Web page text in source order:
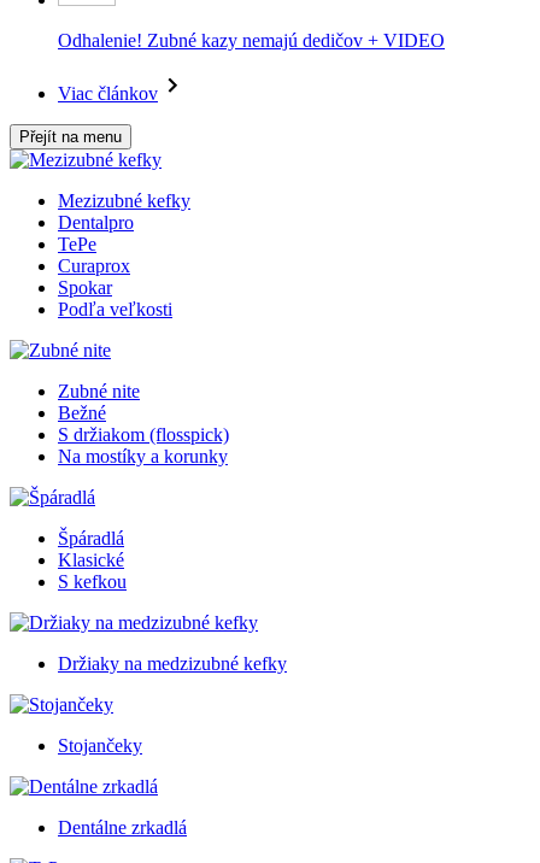
Odhalenie! Zubné kazy nemajú dedičov + VIDEO
Viac článkov
Přejít na menu
Mezizubné kefky
Dentalpro
TePe
Curaprox
Spokar
Podľa veľkosti
Zubné nite
Bežné
S držiakom (flosspick)
Na mostíky a korunky
Špáradlá
Klasické
S kefkou
Držiaky na medzizubné kefky
Stojančeky
Dentálne zrkadlá